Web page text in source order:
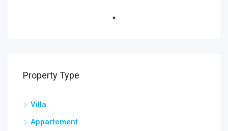
Property Type
Villa
Appartement